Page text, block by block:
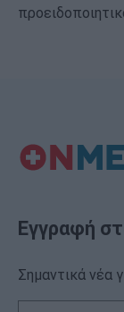
Εγγραφή
Σημαντικά νέα